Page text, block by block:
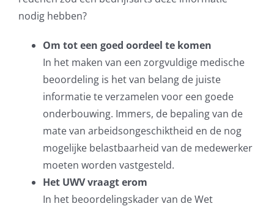
nodig hebben?
Om tot een goed oordeel te komen
In het maken van een zorgvuldige medische
beoordeling is het van belang de juiste
informatie te verzamelen voor een goede
onderbouwing. Immers, de bepaling van de
mate van arbeidsongeschiktheid en de nog
mogelijke belastbaarheid van de medewerker
moeten worden vastgesteld.
Het UWV vraagt erom
In het beoordelingskader van de Wet